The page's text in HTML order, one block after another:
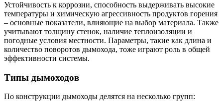
Устойчивость к коррозии, способность выдерживать высокие
температуры и химическую агрессивность продуктов горения
– основные показатели, влияющие на выбор материала. Также
учитывают толщину стенок, наличие теплоизоляции и
погодные условия местности. Параметры, такие как длина и
количество поворотов дымохода, тоже играют роль в общей
эффективности системы.
Типы дымоходов
По конструкции дымоходы делятся на несколько групп: